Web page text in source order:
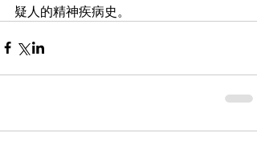
疑人的精神疾病史。